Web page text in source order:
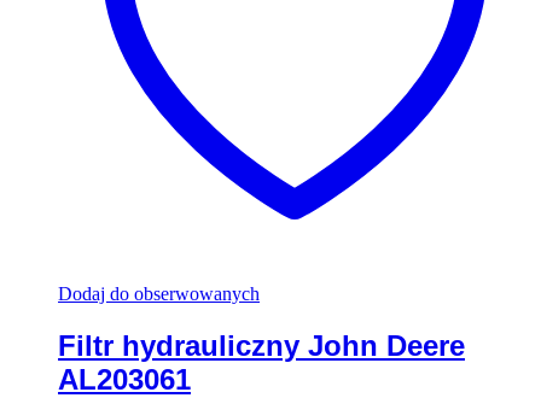
Dodaj do obserwowanych
Filtr hydrauliczny John Deere
AL203061